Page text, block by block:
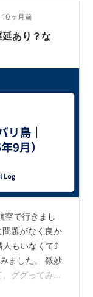
10ヶ月前
あり？な
空で行きまし
題がなく良か
もいなくて⤴︎
ました。 微妙
ググってみた